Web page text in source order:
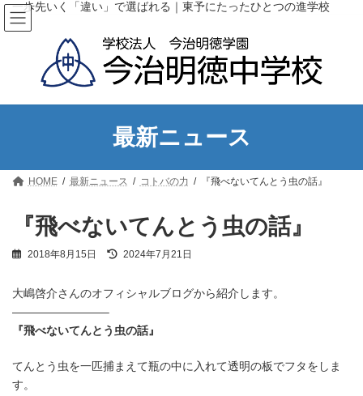
コ
ン
テ
キ
ナ
ビ
ゲ
に
一歩先いく「違い」で選ばれる｜東予にたったひとつの進学校
最新ニュース
HOME 最新ニュース コトバの力 『飛べないてんとう虫の話』
『飛べないてんとう虫の話』
2018年8月15日
最
新
:
2024年7月21日
大嶋啓介さんのオフィシャルブログから紹介します。
————————–
『飛べないてんとう虫の話』
てんとう虫を一匹捕まえて瓶の中に入れて透明の板でフタをしま
す。